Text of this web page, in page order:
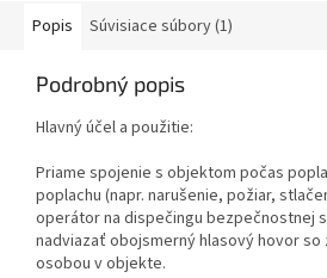
Popis Súvisiace súbory (1)
Podrobný popis
Hlavný účel a použitie:
Priame spojenie s objektom počas
poplachu (napr. narušenie, požiar,
operátor na dispečingu bezpečnostnej
nadviazať obojsmerný hlasový hovor so
osobou v objekte.